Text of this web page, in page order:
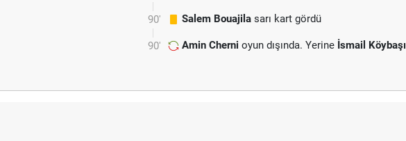
90' Salem Bouajila sarı kart gördü
90' Amin Cherni oyun dışında. Yerine İsmail Köybaşı